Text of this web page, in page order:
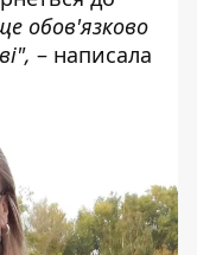
обов'язково
– написала